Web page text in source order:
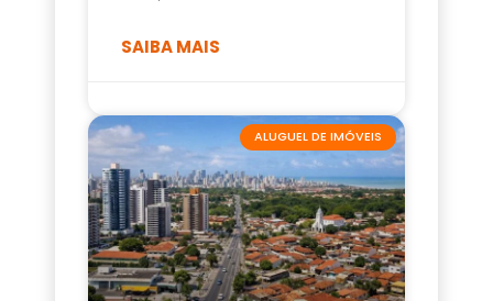
SAIBA MAIS
ALUGUEL DE IMÓVEIS